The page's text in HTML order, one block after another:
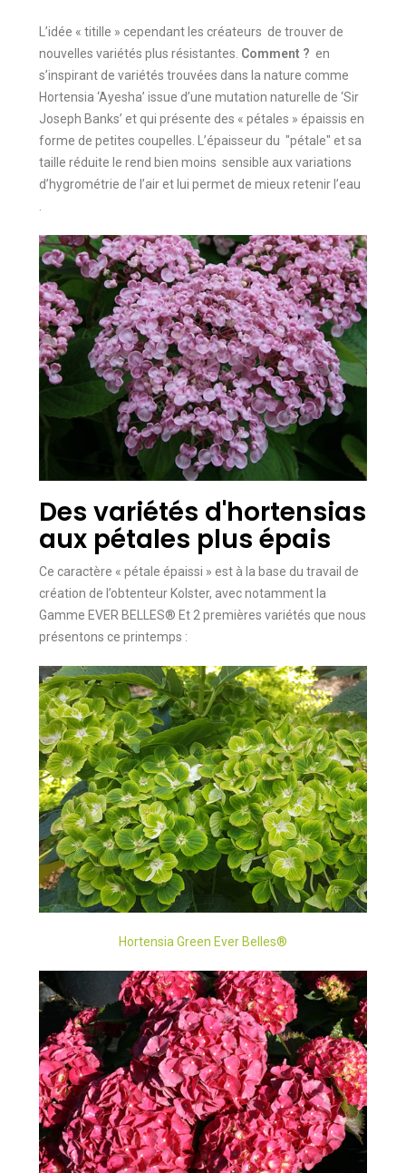
L’idée « titille » cependant les créateurs de trouver de
nouvelles variétés plus résistantes. Comment ? en
s’inspirant de variétés trouvées dans la nature comme
Hortensia ‘Ayesha’ issue d’une mutation naturelle de ‘Sir
Joseph Banks’ et qui présente des « pétales » épaissis en
forme de petites coupelles. L’épaisseur du "pétale" et sa
taille réduite le rend bien moins sensible aux variations
d’hygrométrie de l’air et lui permet de mieux retenir l’eau
Des variétés d'hortensias
aux pétales plus épais
Ce caractère « pétale épaissi » est à la base du travail de
création de l’obtenteur Kolster, avec notamment la
Gamme EVER BELLES® Et 2 premières variétés que nous
présentons ce printemps :
Hortensia Green Ever Belles®